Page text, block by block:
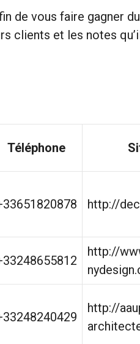
de vous faire gagner
clients et les notes
Téléphone
http://
http://
http://